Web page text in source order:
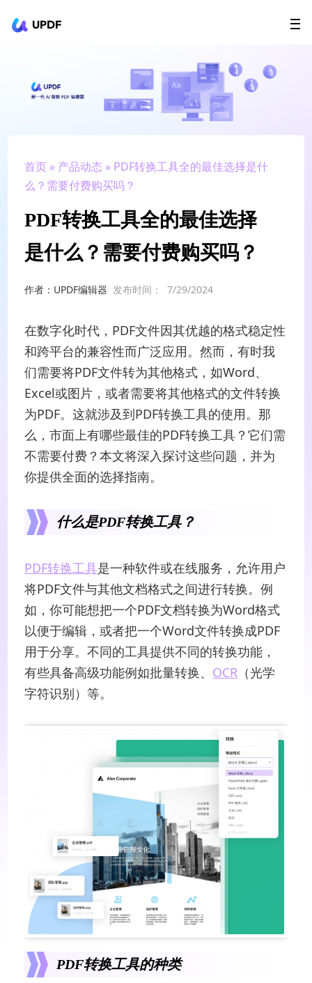
UPDF
AI Agents
政企采购
升级会员
首页 » 产品动态 » PDF转换工具全的最佳选择是什
么？需要付费购买吗？
PDF转换工具全的最佳选择
是什么？需要付费购买吗？
作者：UPDF编辑器 发布时间： 7/29/2024
在数字化时代，PDF文件因其优越的格式稳定性
和跨平台的兼容性而广泛应用。然而，有时我
们需要将PDF文件转为其他格式，如Word、
Excel或图片，或者需要将其他格式的文件转换
为PDF。这就涉及到PDF转换工具的使用。那
么，市面上有哪些最佳的PDF转换工具？它们需
不需要付费？本文将深入探讨这些问题，并为
你提供全面的选择指南。
什么是PDF转换工具？
PDF转换工具是一种软件或在线服务，允许用户
将PDF文件与其他文档格式之间进行转换。例
如，你可能想把一个PDF文档转换为Word格式
以便于编辑，或者把一个Word文件转换成PDF
用于分享。不同的工具提供不同的转换功能，
有些具备高级功能例如批量转换、 OCR （光学
字符识别）等。
PDF转换工具的种类